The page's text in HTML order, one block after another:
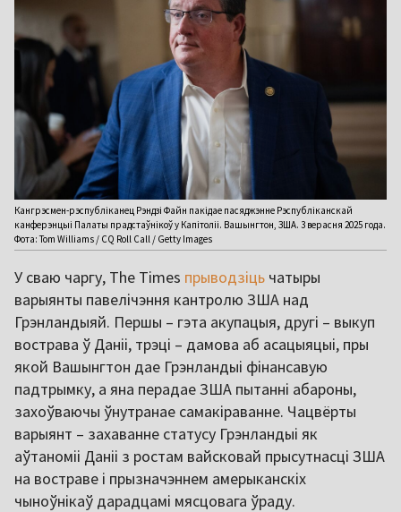
Кангрэсмен-рэспубліканец Рэндзі Файн пакідае пасяджэнне Рэспубліканскай
канферэнцыі Палаты прадстаўнікоў у Капітоліі. Вашынгтон, ЗША. 3 верасня 2025 года.
Фота: Tom Williams / CQ Roll Call / Getty Images
У сваю чаргу, The Times прыводзіць чатыры
варыянты павелічэння кантролю ЗША над
Грэнландыяй. Першы – гэта акупацыя, другі – выкуп
вострава ў Даніі, трэці – дамова аб асацыяцыі, пры
якой Вашынгтон дае Грэнландыі фінансавую
падтрымку, а яна перадае ЗША пытанні абароны,
захоўваючы ўнутранае самакіраванне. Чацвёрты
варыянт – захаванне статусу Грэнландыі як
аўтаноміі Даніі з ростам вайсковай прысутнасці ЗША
на востраве і прызначэннем амерыканскіх
чыноўнікаў дарадцамі мясцовага ўраду.